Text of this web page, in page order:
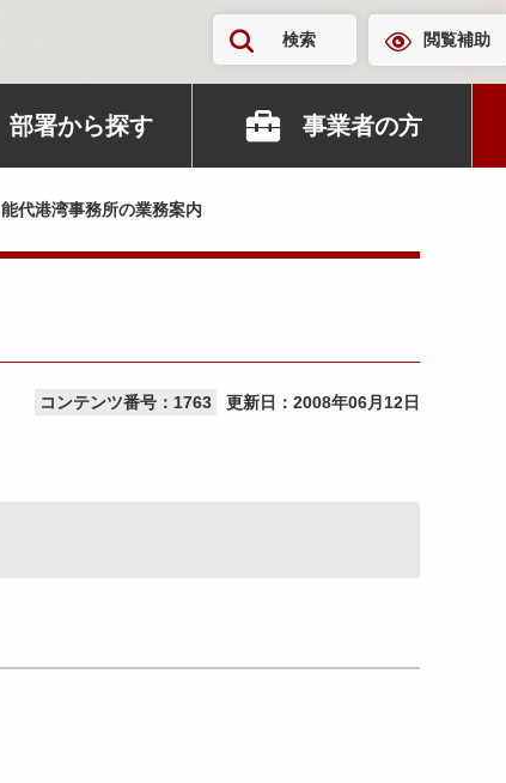
検索 閲覧補助
部署から探す 事業者の方
能代港湾事務所の業務案内
コンテンツ番号：1763 更新日： 2008年06月12日